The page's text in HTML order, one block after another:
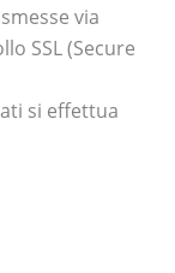
via
SSL (Secure
si effettua